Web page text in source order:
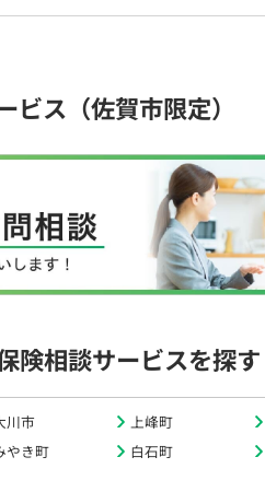
ビス（佐賀市限定）
険相談サービスを探す
川市 上峰町
やき町 白石町